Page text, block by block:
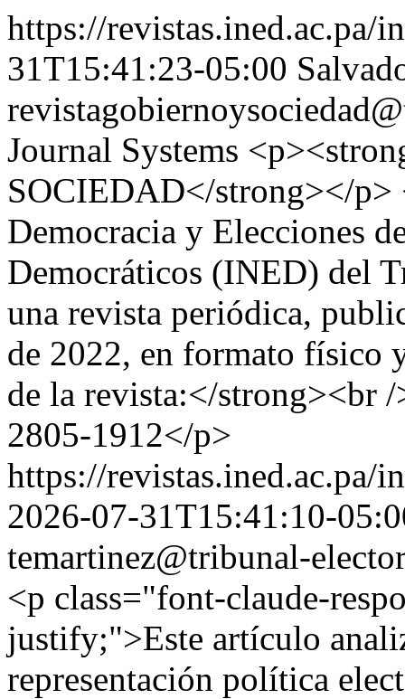
https://revistas.ined.ac.pa/
31T15:41:23-05:00
Journal Systems
SOCIEDAD</strong></p>
Democracia y Elecciones
Democráticos (INED) del
una revista periódica,
de 2022, en formato físico
de la revista:</strong><br
2805-1912</p>
https://revistas.ined.ac.pa/
2026-07-31T15:41:10-
temartinez@tribunal-
<p class="font-claude-
justify;">Este artículo
representación política